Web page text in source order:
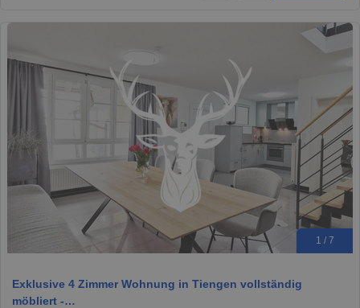
1 / 7
Exklusive 4 Zimmer Wohnung in Tiengen vollständig
möbliert -…